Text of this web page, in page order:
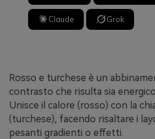
Claude Grok
Rosso e turchese è un
contrasto che risulta sia
Unisce il calore (rosso) con la
(turchese), facendo risaltare i
pesanti gradienti o effetti.